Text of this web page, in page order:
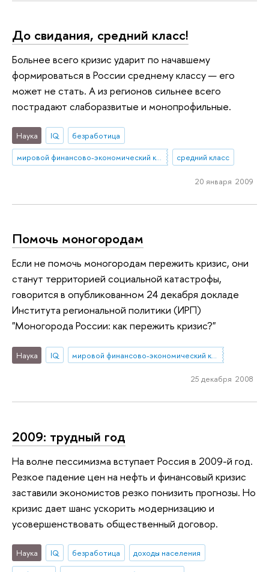
До свидания, средний класс!
Больнее всего кризис ударит по начавшему
формироваться в России среднему классу — его
может не стать. А из регионов сильнее всего
пострадают слаборазвитые и монопрофильные.
Наука IQ
безработица
мировой финансово-экономический кризис
средний класс
20 января 2009
Помочь моногородам
Если не помочь моногородам пережить кризис, они
станут территорией социальной катастрофы,
говорится в опубликованном 24 декабря докладе
Института региональной политики (ИРП)
"Моногорода России: как пережить кризис?"
Наука IQ
25 декабря 2008
2009: трудный год
На волне пессимизма вступает Россия в 2009-й год.
Резкое падение цен на нефть и финансовый кризис
заставили экономистов резко понизить прогнозы. Но
кризис дает шанс ускорить модернизацию и
усовершенствовать общественный договор.
Наука IQ безработица
доходы населения